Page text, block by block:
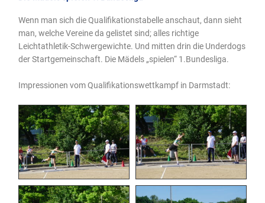
Wenn man sich die Qualifikationstabelle anschaut, dann sieht
man, welche Vereine da gelistet sind; alles richtige
Leichtathletik-Schwergewichte. Und mitten drin die Underdogs
der Startgemeinschaft. Die Mädels „spielen“ 1.Bundesliga.
Impressionen vom Qualifikationswettkampf in Darmstadt: